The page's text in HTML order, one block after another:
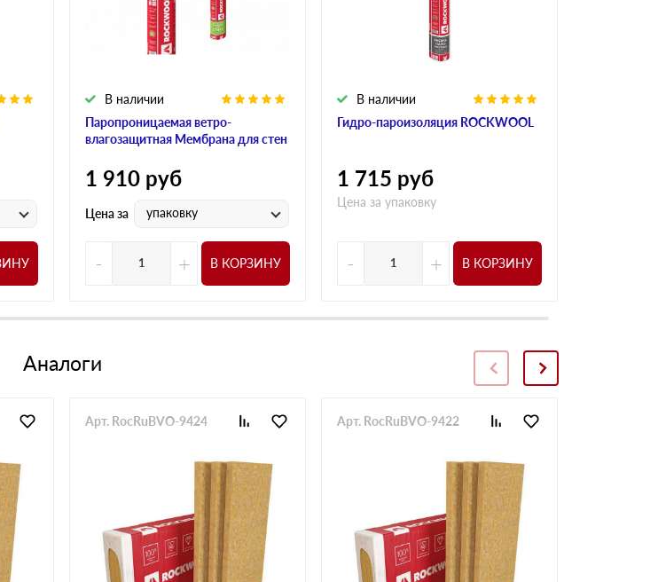
Паропроницаемая ветро-
влагозащитная Мембрана для стен
В наличии
1 910 руб
Цена за упаковку
- + В КОРЗИНУ
Гидро-пароизоляция ROCKWOOL
В наличии
1 715 руб
Цена за упаковку
- + В КОРЗИНУ
Аналоги
Арт. RocRuBVO-9424 Арт. RocRuBVO-9422